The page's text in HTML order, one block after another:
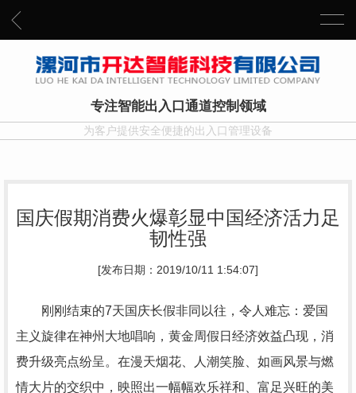
专注智能出入口通道控制领域
为客户提供安全便捷的出入口管理设备
国庆假期消费火爆彰显中国经济活力足
韧性强
[发布日期：2019/10/11 1:54:07]
刚刚结束的7天国庆长假非同以往，令人难忘：爱国
主义旋律在神州大地唱响，黄金周假日经济效益凸现，消
费升级亮点纷呈。在漫天烟花、人潮笑脸、如画风景与燃
情大片的交织中，映照出一幅幅欢乐祥和、富足兴旺的美